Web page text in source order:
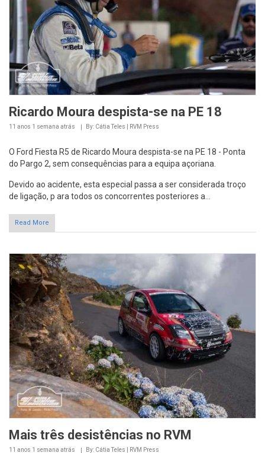
Ricardo Moura despista-se na PE 18
11 anos 1 semana atrás By: Cátia Teles | RVM Press
O Ford Fiesta R5 de Ricardo Moura despista-se na PE 18 - Ponta
do Pargo 2, sem consequências para a equipa açoriana.
Devido ao acidente, esta especial passa a ser considerada troço
de ligação, p ara todos os concorrentes posteriores a...
Read More
Mais três desistências no RVM
11 anos 1 semana atrás By: Cátia Teles | RVM Press